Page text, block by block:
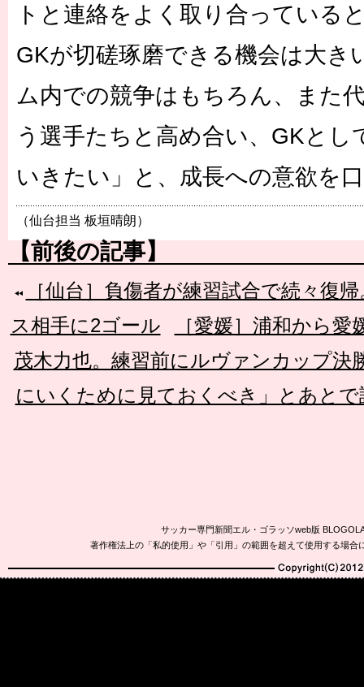
トと連絡をよく取り合っている
GKが切磋琢磨できる機会は大き
ム内での競争はもちろん、また
う選手たちと高め合い、GKとし
いきたい」と、成長への意欲を
（仙台担当 板垣晴朗）
【前後の記事】
［仙台］負傷者が練習試合で続々復
ス相手に2ゴール
［愛媛］浦和から
茂木力也。練習前にルヴァンカップ決
にいくために見ておくべき」とあと
サッカー専門新聞エル・ゴラッソweb版
著作権法上の「私的使用」や「引用」の範囲を超えて使用する場
Copyright(C)2010-